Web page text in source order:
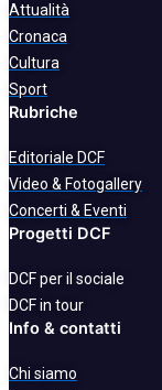
Attualità
Cronaca
Cultura
Sport
Rubriche
Editoriale DCF
Video & Fotogallery
Concerti & Eventi
Progetti DCF
DCF per il sociale
DCF in tour
Info & contatti
Chi siamo